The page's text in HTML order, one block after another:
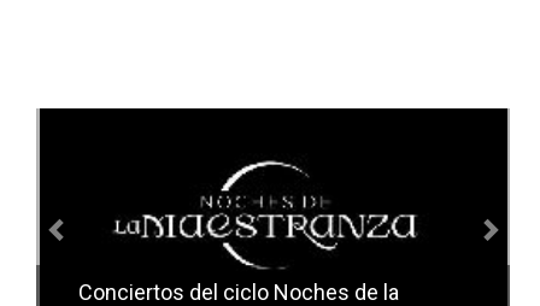
Conciertos del ciclo Noches de la
Conciertos del ciclo Candlelight en